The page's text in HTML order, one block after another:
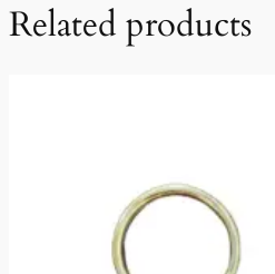
Related products